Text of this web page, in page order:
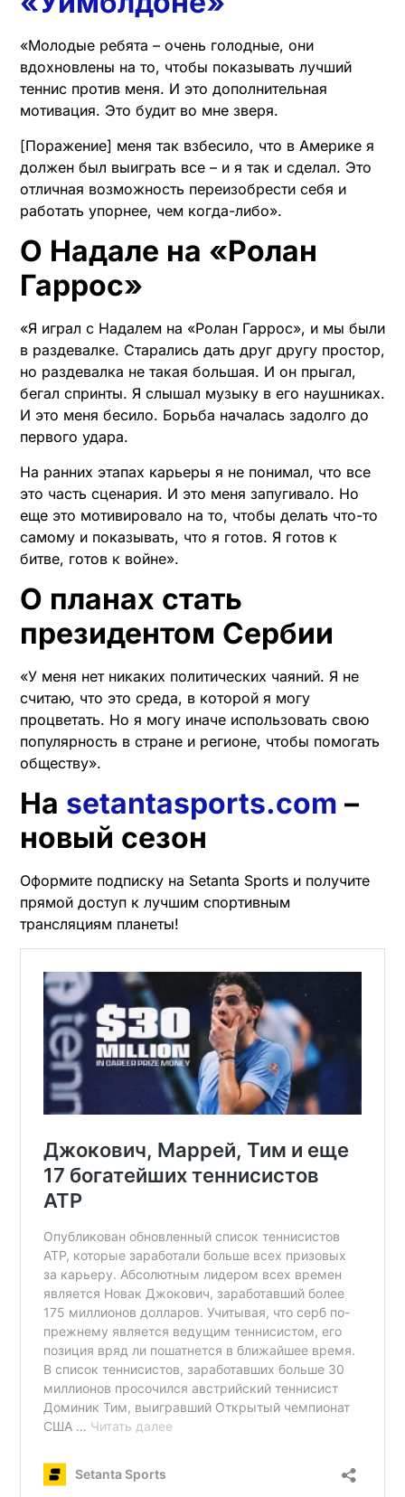
«Молодые ребята – очень голодные, они
вдохновлены на то, чтобы показывать лучший
теннис против меня. И это дополнительная
мотивация. Это будит во мне зверя.
[Поражение] меня так взбесило, что в Америке я
должен был выиграть все – и я так и сделал. Это
отличная возможность переизобрести себя и
работать упорнее, чем когда-либо».
О Надале на «Ролан
Гаррос»
«Я играл с Надалем на «Ролан Гаррос», и мы были
в раздевалке. Старались дать друг другу простор,
но раздевалка не такая большая. И он прыгал,
бегал спринты. Я слышал музыку в его наушниках.
И это меня бесило. Борьба началась задолго до
первого удара.
На ранних этапах карьеры я не понимал, что все
это часть сценария. И это меня запугивало. Но
еще это мотивировало на то, чтобы делать что-то
самому и показывать, что я готов. Я готов к
битве, готов к войне».
О планах стать
президентом Сербии
«У меня нет никаких политических чаяний. Я не
считаю, что это среда, в которой я могу
процветать. Но я могу иначе использовать свою
популярность в стране и регионе, чтобы помогать
обществу».
На setantasports.com –
новый сезон
Оформите подписку на Setanta Sports и получите
прямой доступ к лучшим спортивным
трансляциям планеты!